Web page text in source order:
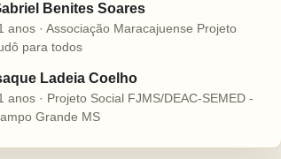
Benites Soares
anos · Associação Maracajuense Projeto
para todos
Ladeia Coelho
anos · Projeto Social FJMS/DEAC-SEMED -
Grande MS